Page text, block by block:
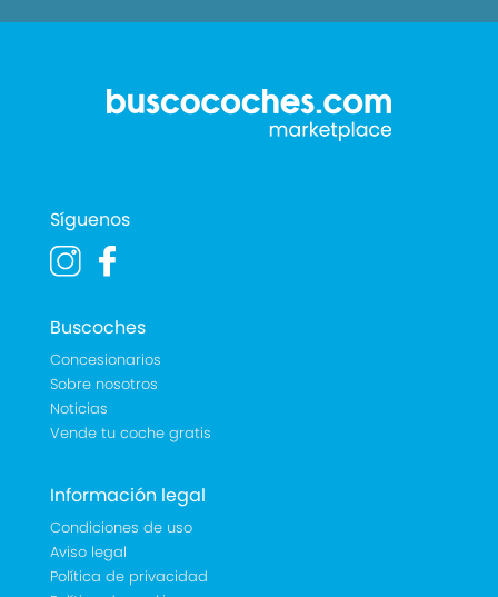
Síguenos
Buscoches
Concesionarios
Sobre nosotros
Noticias
Vende tu coche gratis
Información legal
Condiciones de uso
Aviso legal
Política de privacidad